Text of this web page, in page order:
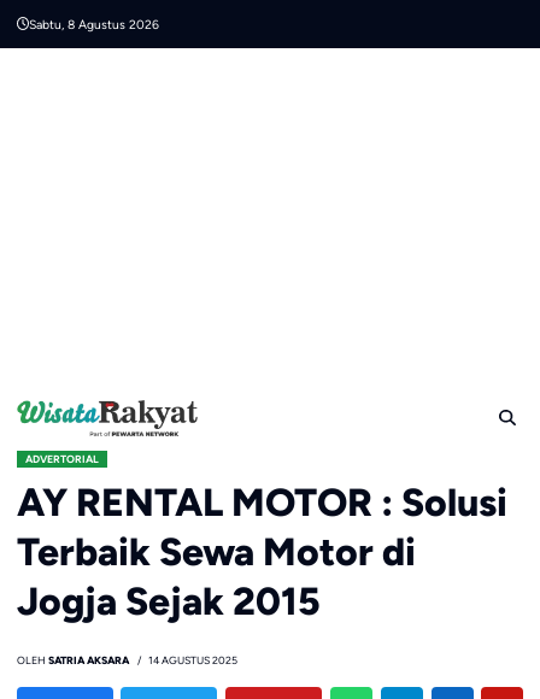
Sabtu, 8 Agustus 2026
ADVERTORIAL
AY RENTAL MOTOR : Solusi
Terbaik Sewa Motor di
Jogja Sejak 2015
OLEH SATRIA AKSARA 14 AGUSTUS 2025